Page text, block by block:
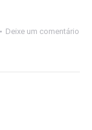
Deixe um comentário